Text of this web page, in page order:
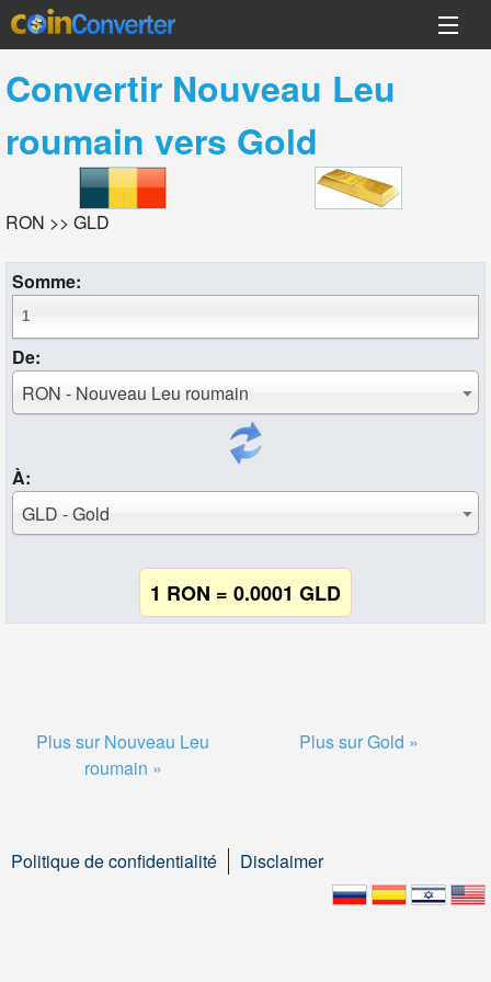
Convertir Nouveau Leu
roumain vers Gold
RON >> GLD
Somme:
De:
RON - Nouveau Leu roumain
À:
GLD - Gold
1 RON = 0.0001 GLD
Plus sur Nouveau Leu
roumain »
Plus sur Gold »
Politique de confidentialité Disclaimer